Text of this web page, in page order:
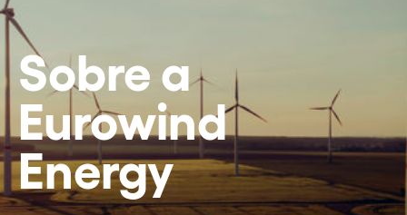
Sobre a
Eurowind
Energy